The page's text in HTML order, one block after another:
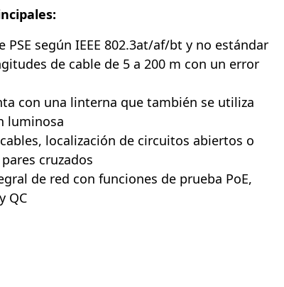
según IEEE 802.3at/af/bt y no estándar
de cable de 5 a 200 m con un error
con una linterna que también se utiliza
luminosa
localización de circuitos abiertos o
cruzados
de red con funciones de prueba PoE,
QC